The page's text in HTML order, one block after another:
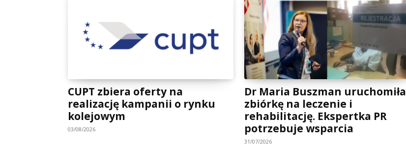
CUPT zbiera oferty na
realizację kampanii o rynku
kolejowym
03/08/2026
Dr Maria Buszman uruchomiła
zbiórkę na leczenie i
rehabilitację. Ekspertka PR
potrzebuje wsparcia
31/07/2026